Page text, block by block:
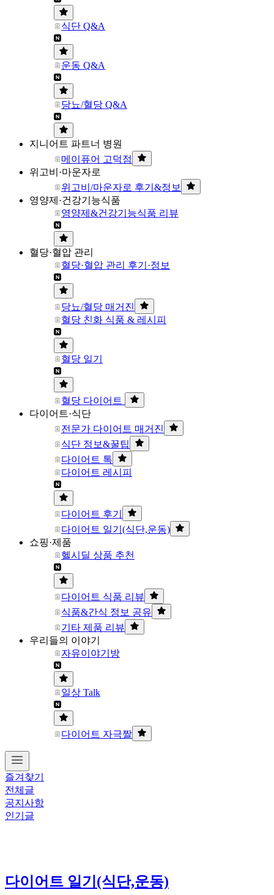
식단 Q&A
운동 Q&A
당뇨/혈당 Q&A
지니어트 파트너 병원
메이퓨어 고덕점
위고비·마운자로
위고비/마운자로 후기&정보
영양제·건강기능식품
영양제&건강기능식품 리뷰
혈당·혈압 관리
혈당·혈압 관리 후기·정보
당뇨/혈당 매거진
혈당 친화 식품 & 레시피
혈당 일기
혈당 다이어트
다이어트·식단
전문가 다이어트 매거진
식단 정보&꿀팁
다이어트 톡
다이어트 레시피
다이어트 후기
다이어트 일기(식단,운동)
쇼핑·제품
헬시딜 상품 추천
다이어트 식품 리뷰
식품&간식 정보 공유
기타 제품 리뷰
우리들의 이야기
자유이야기방
일상 Talk
다이어트 자극짤
즐겨찾기
전체글
공지사항
인기글
다이어트 일기(식단,운동)